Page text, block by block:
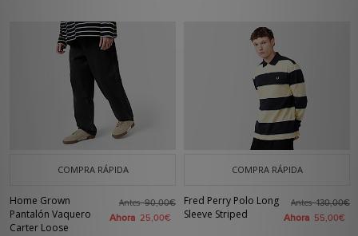
COMPRA RÁPIDA
Home Grown
Pantalón Vaquero
Carter Loose
Antes90,00€
Ahora 25,00€
COMPRA RÁPIDA
Fred Perry Polo Long
Sleeve Striped
Antes130,00€
Ahora 55,00€